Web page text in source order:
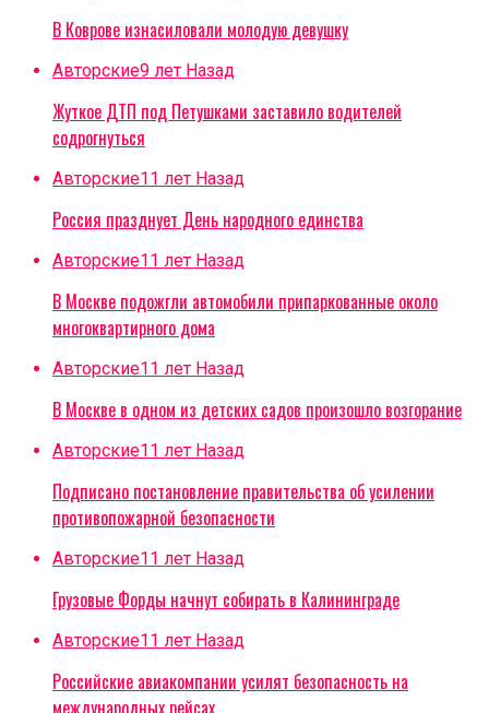
В Коврове изнасиловали молодую девушку
Авторские9 лет Назад
Жуткое ДТП под Петушками заставило водителей
содрогнуться
Авторские11 лет Назад
Россия празднует День народного единства
Авторские11 лет Назад
В Москве подожгли автомобили припаркованные около
многоквартирного дома
Авторские11 лет Назад
В Москве в одном из детских садов произошло возгорание
Авторские11 лет Назад
Подписано постановление правительства об усилении
противопожарной безопасности
Авторские11 лет Назад
Грузовые Форды начнут собирать в Калининграде
Авторские11 лет Назад
Российские авиакомпании усилят безопасность на
международных рейсах